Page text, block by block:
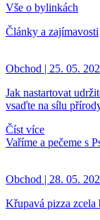
Vše o bylinkách
Články a zajímavosti
Obchod | 25. 05.
Jak nastartovat
vsaďte na sílu
Číst více
Vaříme a pečeme s
Obchod | 28. 05.
Křupavá pizza